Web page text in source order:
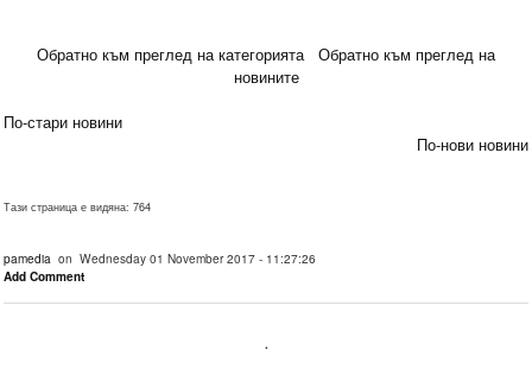
Обратно към преглед на категорията
Обратно към преглед на
новините
По-стари новини
По-нови новини
Тази страница е видяна: 764
pamedia on Wednesday 01 November 2017 - 11:27:26
Add Comment
.